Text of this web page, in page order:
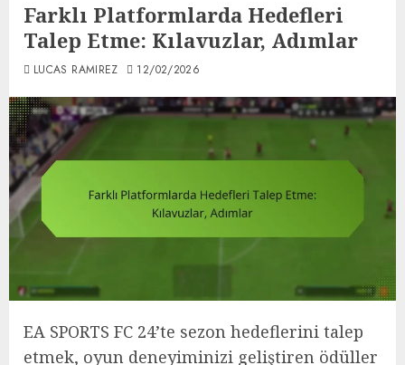
Farklı Platformlarda Hedefleri
Talep Etme: Kılavuzlar, Adımlar
LUCAS RAMIREZ 12/02/2026
EA SPORTS FC 24’te sezon hedeflerini talep
etmek, oyun deneyiminizi geliştiren ödüller